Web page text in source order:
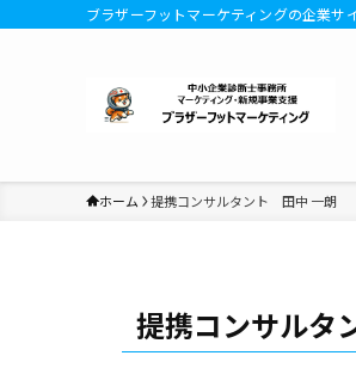
ブラザーフットマーケティングの企業サ
ホーム 提携コンサルタント 田中 一朗
提携コンサル